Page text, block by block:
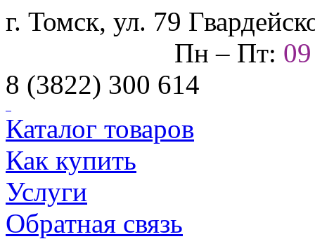
г. Томск, ул. 79
Пн – Пт:
8 (3822) 300 614
Каталог товаров
Как купить
Услуги
Обратная связь